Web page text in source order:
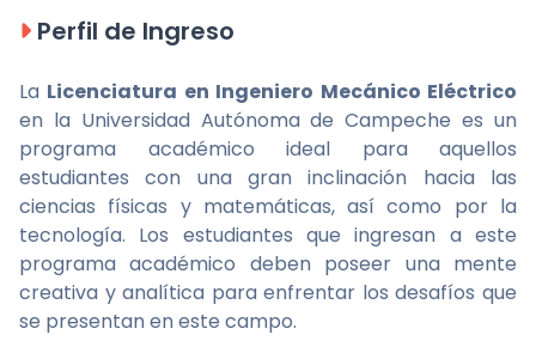
Perfil de Ingreso
La Licenciatura en Ingeniero Mecánico Eléctrico
en la Universidad Autónoma de Campeche es un
programa académico ideal para aquellos
estudiantes con una gran inclinación hacia las
ciencias físicas y matemáticas, así como por la
tecnología. Los estudiantes que ingresan a este
programa académico deben poseer una mente
creativa y analítica para enfrentar los desafíos que
se presentan en este campo.